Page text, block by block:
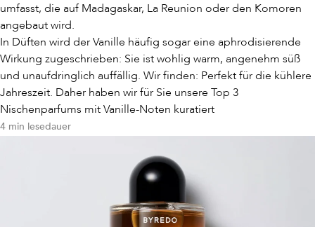
umfasst, die auf Madagaskar, La Reunion oder den Komoren
angebaut wird.
In Düften wird der Vanille häufig sogar eine aphrodisierende
Wirkung zugeschrieben: Sie ist wohlig warm, angenehm süß
und unaufdringlich auffällig. Wir finden: Perfekt für die kühlere
Jahreszeit. Daher haben wir für Sie unsere Top 3
Nischenparfums mit Vanille-Noten kuratiert
4 min lesedauer